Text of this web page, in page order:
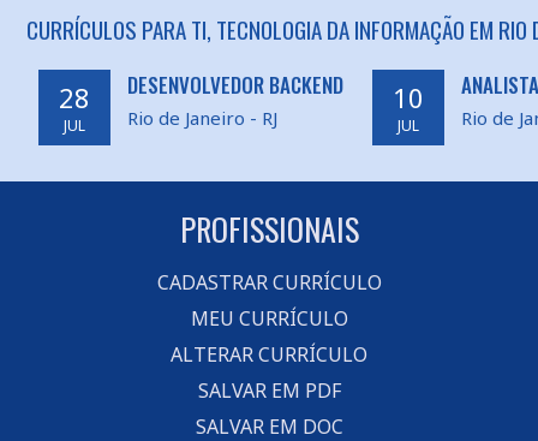
CURRÍCULOS PARA TI, TECNOLOGIA DA INFORMAÇÃO EM RIO
28
JUL
DESENVOLVEDOR BACKEND
Rio de Janeiro - RJ
10
JUL Rio de
PROFISSIONAIS
CADASTRAR CURRÍCULO
MEU CURRÍCULO
ALTERAR CURRÍCULO
SALVAR EM PDF
SALVAR EM DOC